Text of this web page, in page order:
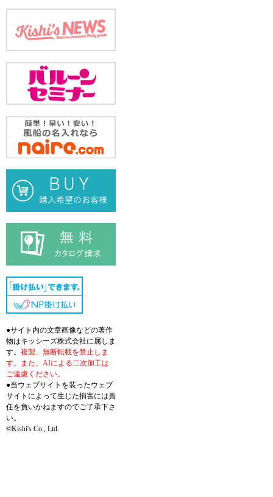
●サイト内の文章画像などの著作
物はキッシーズ株式会社に属しま
す。 複製、無断転載を禁止しま
す。また、AIによる二次加工は
ご遠慮ください。
●当ウェブサイトを装ったウェブ
サイトによって生じた損害には責
任を負いかねますのでご了承下さ
い。
©Kishi's Co., Ltd.